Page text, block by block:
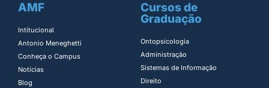
AMF
Intitucional
Antonio Meneghetti
Conheça o Campus
Notícias
Blog
Cursos de
Graduação
Ontopsicologia ​
Administração​
Sistemas de Informação​
Direito​